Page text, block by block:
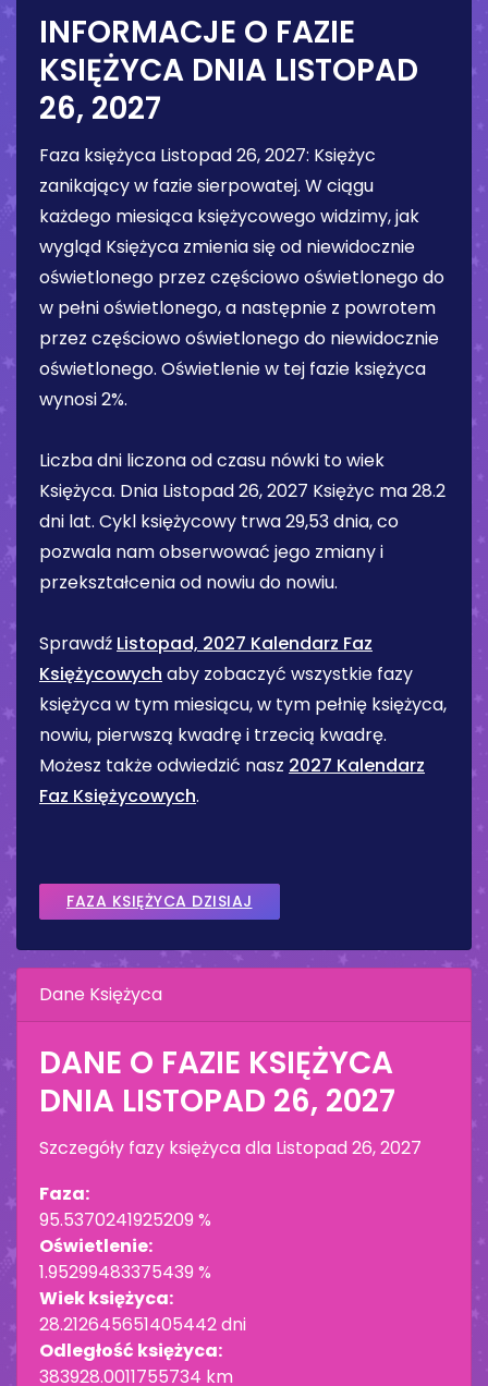
INFORMACJE O FAZIE
KSIĘŻYCA DNIA LISTOPAD
26, 2027
Faza księżyca Listopad 26, 2027: Księżyc
zanikający w fazie sierpowatej. W ciągu
każdego miesiąca księżycowego widzimy, jak
wygląd Księżyca zmienia się od niewidocznie
oświetlonego przez częściowo oświetlonego do
w pełni oświetlonego, a następnie z powrotem
przez częściowo oświetlonego do niewidocznie
oświetlonego. Oświetlenie w tej fazie księżyca
wynosi2%.
Liczba dni liczona od czasu nówki to wiek
Księżyca. Dnia Listopad 26, 2027 Księżyc ma28.2
dni lat. Cykl księżycowy trwa 29,53 dnia, co
pozwala nam obserwować jego zmiany i
przekształcenia od nowiu do nowiu.
Sprawdź Listopad, 2027 Kalendarz Faz
Księżycowych aby zobaczyć wszystkie fazy
księżyca w tym miesiącu, w tym pełnię księżyca,
nowiu, pierwszą kwadrę i trzecią kwadrę.
Możesz także odwiedzić nasz 2027 Kalendarz
Faz Księżycowych.
FAZA KSIĘŻYCA DZISIAJ
Dane Księżyca
DANE O FAZIE KSIĘŻYCA
DNIA LISTOPAD 26, 2027
Szczegóły fazy księżyca dla Listopad 26, 2027
Faza:
95.5370241925209 %
Oświetlenie:
1.95299483375439 %
Wiek księżyca:
28.212645651405442 dni
Odległość księżyca:
383928.0011755734 km